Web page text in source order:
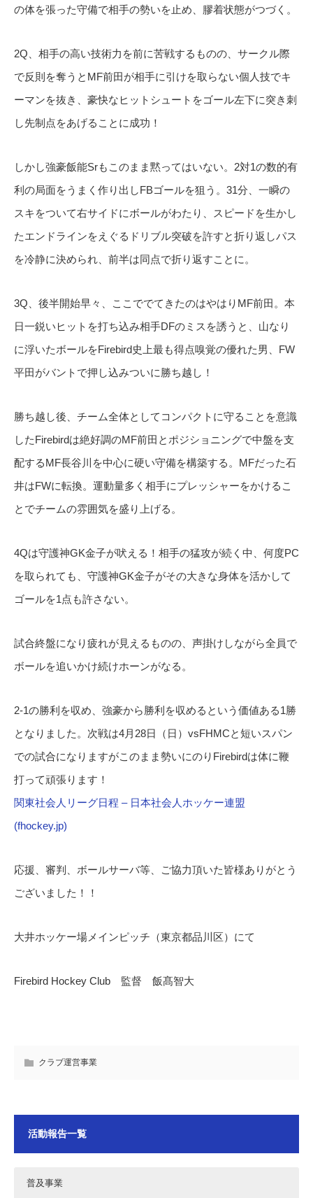
の体を張った守備で相手の勢いを止め、膠着状態がつづく。
2Q、相手の高い技術力を前に苦戦するものの、サークル際
で反則を奪うとMF前田が相手に引けを取らない個人技でキ
ーマンを抜き、豪快なヒットシュートをゴール左下に突き刺
し先制点をあげることに成功！
しかし強豪飯能Srもこのまま黙ってはいない。2対1の数的有
利の局面をうまく作り出しFBゴールを狙う。31分、一瞬の
スキをついて右サイドにボールがわたり、スピードを生かし
たエンドラインをえぐるドリブル突破を許すと折り返しパス
を冷静に決められ、前半は同点で折り返すことに。
3Q、後半開始早々、ここででてきたのはやはりMF前田。本
日一鋭いヒットを打ち込み相手DFのミスを誘うと、山なり
に浮いたボールをFirebird史上最も得点嗅覚の優れた男、FW
平田がバントで押し込みついに勝ち越し！
勝ち越し後、チーム全体としてコンパクトに守ることを意識
したFirebirdは絶好調のMF前田とポジショニングで中盤を支
配するMF長谷川を中心に硬い守備を構築する。MFだった石
井はFWに転換。運動量多く相手にプレッシャーをかけるこ
とでチームの雰囲気を盛り上げる。
4Qは守護神GK金子が吠える！相手の猛攻が続く中、何度PC
を取られても、守護神GK金子がその大きな身体を活かして
ゴールを1点も許さない。
試合終盤になり疲れが見えるものの、声掛けしながら全員で
ボールを追いかけ続けホーンがなる。
2-1の勝利を収め、強豪から勝利を収めるという価値ある1勝
となりました。次戦は4月28日（日）vsFHMCと短いスパン
での試合になりますがこのまま勢いにのりFirebirdは体に鞭
打って頑張ります！
関東社会人リーグ日程 – 日本社会人ホッケー連盟
(fhockey.jp)
応援、審判、ボールサーバ等、ご協力頂いた皆様ありがとう
ございました！！
大井ホッケー場メインピッチ（東京都品川区）にて
Firebird Hockey Club 監督 飯髙智大
クラブ運営事業
活動報告一覧
普及事業